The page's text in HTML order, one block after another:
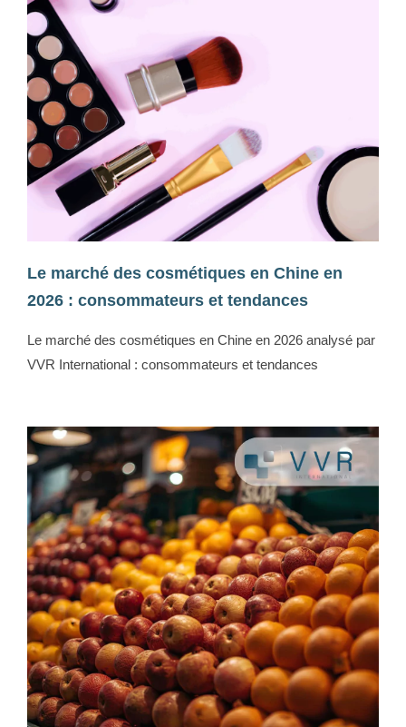
Le marché des cosmétiques en Chine en
2026 : consommateurs et tendances
Le marché des cosmétiques en Chine en 2026 analysé par
VVR International : consommateurs et tendances